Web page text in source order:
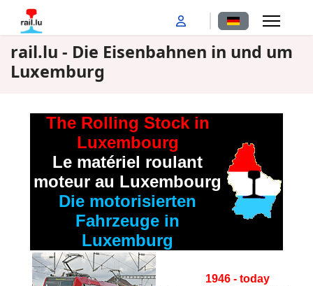
Sprache
rail.lu - Die Eisenbahnen in und um
Luxemburg